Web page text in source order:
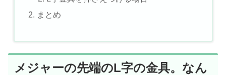
まとめ
メジャーの先端のL字の金具。なん